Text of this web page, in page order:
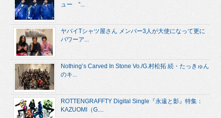
ュー “...
ヤバイTシャツ屋さん メンバー3人が大使になって更に
パワーア...
Nothing’s Carved In Stone Vo./G.村松拓 続・たっきゅん
のキ...
ROTTENGRAFFTY Digital Single『永遠と影』特集：
KAZUOMI（G....